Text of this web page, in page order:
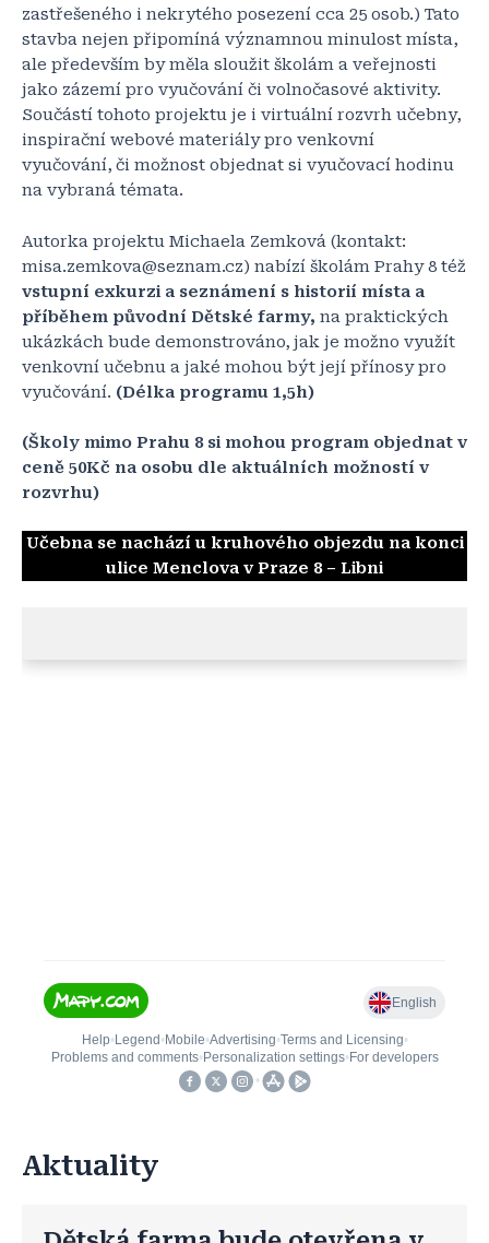
zastřešeného i nekrytého posezení cca 25 osob.) Tato
stavba nejen připomíná významnou minulost místa,
ale především by měla sloužit školám a veřejnosti
jako zázemí pro vyučování či volnočasové aktivity.
Součástí tohoto projektu je i virtuální rozvrh učebny,
inspirační webové materiály pro venkovní
vyučování, či možnost objednat si vyučovací hodinu
na vybraná témata.
Autorka projektu Michaela Zemková (kontakt:
misa.zemkova@seznam.cz) nabízí školám Prahy 8 též
vstupní exkurzi a seznámení s historií místa a
příběhem původní Dětské farmy, na praktických
ukázkách bude demonstrováno, jak je možno využít
venkovní učebnu a jaké mohou být její přínosy pro
vyučování. (Délka programu 1,5h)
(Školy mimo Prahu 8 si mohou program objednat v
ceně 50Kč na osobu dle aktuálních možností v
rozvrhu)
Učebna se nachází u kruhového objezdu na konci
ulice Menclova v Praze 8 – Libni
Aktuality